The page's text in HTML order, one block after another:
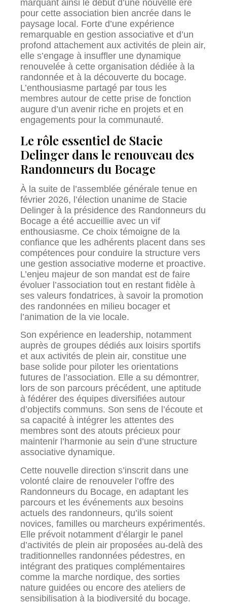
marquant ainsi le début d’une nouvelle ère
pour cette association bien ancrée dans le
paysage local. Forte d’une expérience
remarquable en gestion associative et d’un
profond attachement aux activités de plein air,
elle s’engage à insuffler une dynamique
renouvelée à cette organisation dédiée à la
randonnée et à la découverte du bocage.
L’enthousiasme partagé par tous les
membres autour de cette prise de fonction
augure d’un avenir riche en projets et en
engagements pour la communauté.
Le rôle essentiel de Stacie
Delinger dans le renouveau des
Randonneurs du Bocage
À la suite de l’assemblée générale tenue en
février 2026, l’élection unanime de Stacie
Delinger à la présidence des Randonneurs du
Bocage a été accueillie avec un vif
enthousiasme. Ce choix témoigne de la
confiance que les adhérents placent dans ses
compétences pour conduire la structure vers
une gestion associative moderne et proactive.
L’enjeu majeur de son mandat est de faire
évoluer l’association tout en restant fidèle à
ses valeurs fondatrices, à savoir la promotion
des randonnées en milieu bocager et
l’animation de la vie locale.
Son expérience en leadership, notamment
auprès de groupes dédiés aux loisirs sportifs
et aux activités de plein air, constitue une
base solide pour piloter les orientations
futures de l’association. Elle a su démontrer,
lors de son parcours précédent, une aptitude
à fédérer des équipes diversifiées autour
d’objectifs communs. Son sens de l’écoute et
sa capacité à intégrer les attentes des
membres sont des atouts précieux pour
maintenir l’harmonie au sein d’une structure
associative dynamique.
Cette nouvelle direction s’inscrit dans une
volonté claire de renouveler l’offre des
Randonneurs du Bocage, en adaptant les
parcours et les événements aux besoins
actuels des randonneurs, qu’ils soient
novices, familles ou marcheurs expérimentés.
Elle prévoit notamment d’élargir le panel
d’activités de plein air proposées au-delà des
traditionnelles randonnées pédestres, en
intégrant des pratiques complémentaires
comme la marche nordique, des sorties
nature guidées ou encore des ateliers de
sensibilisation à la biodiversité du bocage.